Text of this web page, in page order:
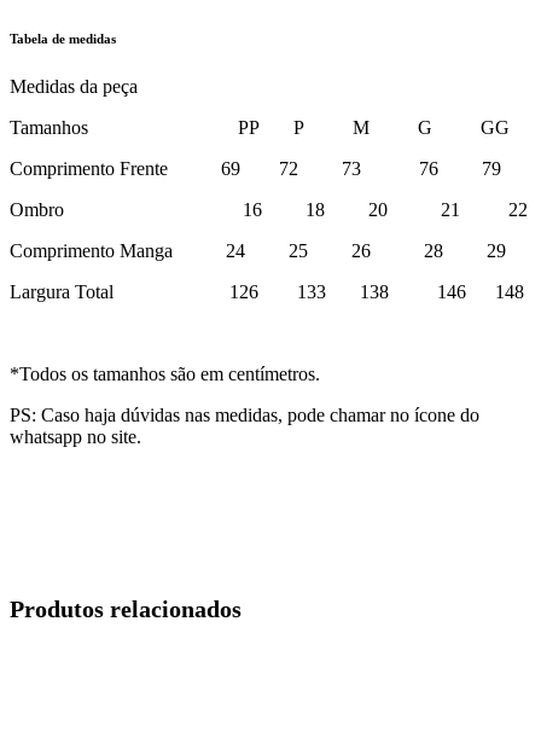
Tabela de medidas
Medidas da peça
Tamanhos PP P M G GG
Comprimento Frente 69 72 73 76 79
Ombro 16 18 20 21 22
Comprimento Manga 24 25 26 28 29
Largura Total 126 133 138 146 148
*Todos os tamanhos são em centímetros.
PS: Caso haja dúvidas nas medidas, pode chamar no ícone do
whatsapp no site.
Produtos relacionados